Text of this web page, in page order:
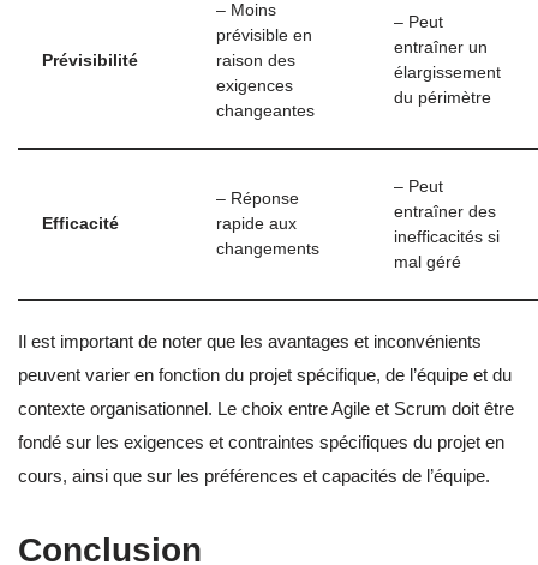
Prévisibilité
– Moins
prévisible en
raison des
exigences
changeantes
– Peut
entraîner un
élargissement
du périmètre
Efficacité
– Réponse
rapide aux
changements
– Peut
entraîner des
inefficacités si
mal géré
Il est important de noter que les avantages et inconvénients
peuvent varier en fonction du projet spécifique, de l’équipe et du
contexte organisationnel. Le choix entre Agile et Scrum doit être
fondé sur les exigences et contraintes spécifiques du projet en
cours, ainsi que sur les préférences et capacités de l’équipe.
Conclusion